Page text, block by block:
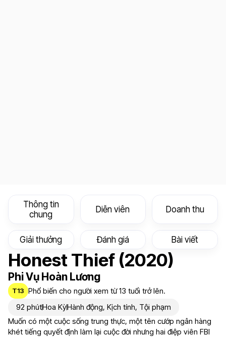
Thông tin
chung
Diễn viên Doanh thu
Giải thưởng Đánh giá Bài viết
Honest Thief (2020)
Phi Vụ Hoàn Lương
T13 Phổ biến cho người xem từ 13 tuổi trở lên.
92 phútHoa KỳHành động, Kịch tính, Tội phạm
Muốn có một cuộc sống trung thực, một tên cướp ngân hàng
khét tiếng quyết định làm lại cuộc đời nhưng hai điệp viên FBI